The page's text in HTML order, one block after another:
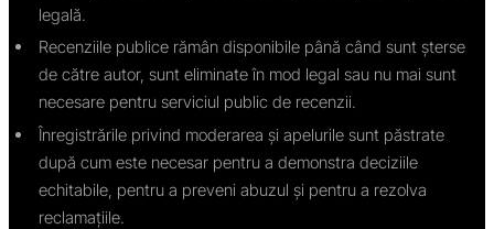
legală.
Recenziile publice rămân disponibile până când sunt șterse
de către autor, sunt eliminate în mod legal sau nu mai sunt
necesare pentru serviciul public de recenzii.
Înregistrările privind moderarea și apelurile sunt păstrate
după cum este necesar pentru a demonstra deciziile
echitabile, pentru a preveni abuzul și pentru a rezolva
reclamațiile.